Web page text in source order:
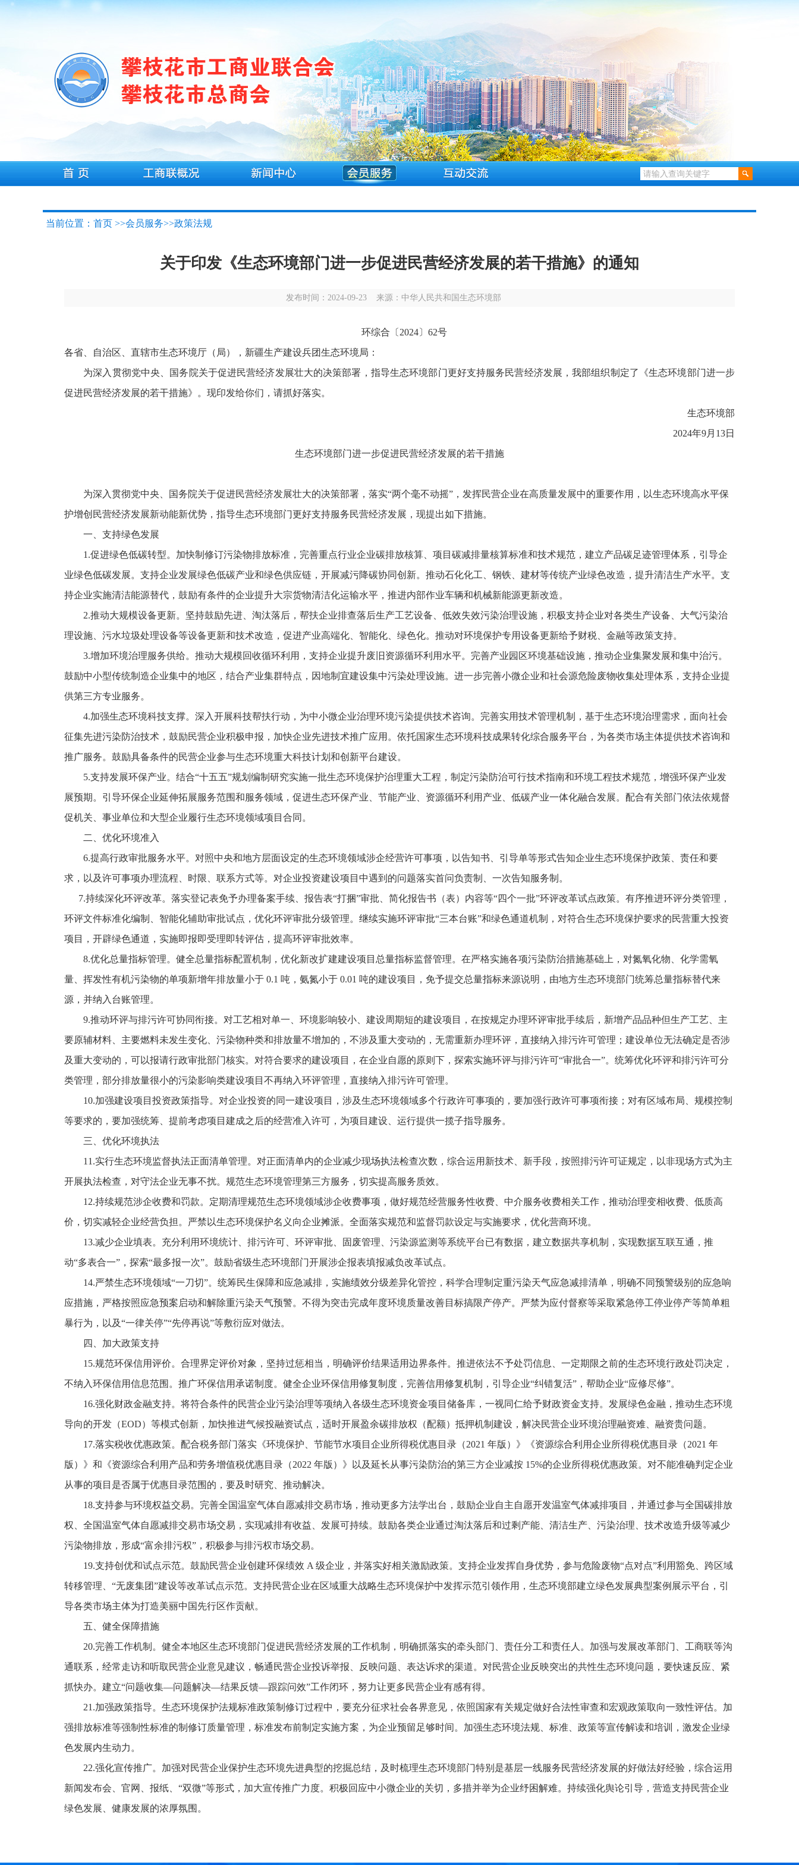
当前位置：首页 >>会员服务>>政策法规
关于印发《生态环境部门进一步促进民营经济发展的若干措施》的通知
发布时间：2024-09-23 来源：中华人民共和国生态环境部
环综合〔2024〕62号
各省、自治区、直辖市生态环境厅（局），新疆生产建设兵团生态环境局：
为深入贯彻党中央、国务院关于促进民营经济发展壮大的决策部署，指导生态环境部门更好支持服务民营经济发展，我部组织制定了《生态环境部门进一步
促进民营经济发展的若干措施》。现印发给你们，请抓好落实。
生态环境部
2024年9月13日
生态环境部门进一步促进民营经济发展的若干措施
为深入贯彻党中央、国务院关于促进民营经济发展壮大的决策部署，落实“两个毫不动摇”，发挥民营企业在高质量发展中的重要作用，以生态环境高水平保
护增创民营经济发展新动能新优势，指导生态环境部门更好支持服务民营经济发展，现提出如下措施。
一、支持绿色发展
1.促进绿色低碳转型。加快制修订污染物排放标准，完善重点行业企业碳排放核算、项目碳减排量核算标准和技术规范，建立产品碳足迹管理体系，引导企
业绿色低碳发展。支持企业发展绿色低碳产业和绿色供应链，开展减污降碳协同创新。推动石化化工、钢铁、建材等传统产业绿色改造，提升清洁生产水平。支
持企业实施清洁能源替代，鼓励有条件的企业提升大宗货物清洁化运输水平，推进内部作业车辆和机械新能源更新改造。
2.推动大规模设备更新。坚持鼓励先进、淘汰落后，帮扶企业排查落后生产工艺设备、低效失效污染治理设施，积极支持企业对各类生产设备、大气污染治
理设施、污水垃圾处理设备等设备更新和技术改造，促进产业高端化、智能化、绿色化。推动对环境保护专用设备更新给予财税、金融等政策支持。
3.增加环境治理服务供给。推动大规模回收循环利用，支持企业提升废旧资源循环利用水平。完善产业园区环境基础设施，推动企业集聚发展和集中治污。
鼓励中小型传统制造企业集中的地区，结合产业集群特点，因地制宜建设集中污染处理设施。进一步完善小微企业和社会源危险废物收集处理体系，支持企业提
供第三方专业服务。
4.加强生态环境科技支撑。深入开展科技帮扶行动，为中小微企业治理环境污染提供技术咨询。完善实用技术管理机制，基于生态环境治理需求，面向社会
征集先进污染防治技术，鼓励民营企业积极申报，加快企业先进技术推广应用。依托国家生态环境科技成果转化综合服务平台，为各类市场主体提供技术咨询和
推广服务。鼓励具备条件的民营企业参与生态环境重大科技计划和创新平台建设。
5.支持发展环保产业。结合“十五五”规划编制研究实施一批生态环境保护治理重大工程，制定污染防治可行技术指南和环境工程技术规范，增强环保产业发
展预期。引导环保企业延伸拓展服务范围和服务领域，促进生态环保产业、节能产业、资源循环利用产业、低碳产业一体化融合发展。配合有关部门依法依规督
促机关、事业单位和大型企业履行生态环境领域项目合同。
二、优化环境准入
6.提高行政审批服务水平。对照中央和地方层面设定的生态环境领域涉企经营许可事项，以告知书、引导单等形式告知企业生态环境保护政策、责任和要
求，以及许可事项办理流程、时限、联系方式等。对企业投资建设项目中遇到的问题落实首问负责制、一次告知服务制。
7.持续深化环评改革。落实登记表免予办理备案手续、报告表“打捆”审批、简化报告书（表）内容等“四个一批”环评改革试点政策。有序推进环评分类管理，
环评文件标准化编制、智能化辅助审批试点，优化环评审批分级管理。继续实施环评审批“三本台账”和绿色通道机制，对符合生态环境保护要求的民营重大投资
项目，开辟绿色通道，实施即报即受理即转评估，提高环评审批效率。
8.优化总量指标管理。健全总量指标配置机制，优化新改扩建建设项目总量指标监督管理。在严格实施各项污染防治措施基础上，对氮氧化物、化学需氧
量、挥发性有机污染物的单项新增年排放量小于 0.1 吨，氨氮小于 0.01 吨的建设项目，免予提交总量指标来源说明，由地方生态环境部门统筹总量指标替代来
源，并纳入台账管理。
9.推动环评与排污许可协同衔接。对工艺相对单一、环境影响较小、建设周期短的建设项目，在按规定办理环评审批手续后，新增产品品种但生产工艺、主
要原辅材料、主要燃料未发生变化、污染物种类和排放量不增加的，不涉及重大变动的，无需重新办理环评，直接纳入排污许可管理；建设单位无法确定是否涉
及重大变动的，可以报请行政审批部门核实。对符合要求的建设项目，在企业自愿的原则下，探索实施环评与排污许可“审批合一”。统筹优化环评和排污许可分
类管理，部分排放量很小的污染影响类建设项目不再纳入环评管理，直接纳入排污许可管理。
10.加强建设项目投资政策指导。对企业投资的同一建设项目，涉及生态环境领域多个行政许可事项的，要加强行政许可事项衔接；对有区域布局、规模控制
等要求的，要加强统筹、提前考虑项目建成之后的经营准入许可，为项目建设、运行提供一揽子指导服务。
三、优化环境执法
11.实行生态环境监督执法正面清单管理。对正面清单内的企业减少现场执法检查次数，综合运用新技术、新手段，按照排污许可证规定，以非现场方式为主
开展执法检查，对守法企业无事不扰。规范生态环境管理第三方服务，切实提高服务质效。
12.持续规范涉企收费和罚款。定期清理规范生态环境领域涉企收费事项，做好规范经营服务性收费、中介服务收费相关工作，推动治理变相收费、低质高
价，切实减轻企业经营负担。严禁以生态环境保护名义向企业摊派。全面落实规范和监督罚款设定与实施要求，优化营商环境。
13.减少企业填表。充分利用环境统计、排污许可、环评审批、固废管理、污染源监测等系统平台已有数据，建立数据共享机制，实现数据互联互通，推
动“多表合一”，探索“最多报一次”。鼓励省级生态环境部门开展涉企报表填报减负改革试点。
14.严禁生态环境领域“一刀切”。统筹民生保障和应急减排，实施绩效分级差异化管控，科学合理制定重污染天气应急减排清单，明确不同预警级别的应急响
应措施，严格按照应急预案启动和解除重污染天气预警。不得为突击完成年度环境质量改善目标搞限产停产。严禁为应付督察等采取紧急停工停业停产等简单粗
暴行为，以及“一律关停”“先停再说”等敷衍应对做法。
四、加大政策支持
15.规范环保信用评价。合理界定评价对象，坚持过惩相当，明确评价结果适用边界条件。推进依法不予处罚信息、一定期限之前的生态环境行政处罚决定，
不纳入环保信用信息范围。推广环保信用承诺制度。健全企业环保信用修复制度，完善信用修复机制，引导企业“纠错复活”，帮助企业“应修尽修”。
16.强化财政金融支持。将符合条件的民营企业污染治理等项纳入各级生态环境资金项目储备库，一视同仁给予财政资金支持。发展绿色金融，推动生态环境
导向的开发（EOD）等模式创新，加快推进气候投融资试点，适时开展盈余碳排放权（配额）抵押机制建设，解决民营企业环境治理融资难、融资贵问题。
17.落实税收优惠政策。配合税务部门落实《环境保护、节能节水项目企业所得税优惠目录（2021 年版）》《资源综合利用企业所得税优惠目录（2021 年
版）》和《资源综合利用产品和劳务增值税优惠目录（2022 年版）》以及延长从事污染防治的第三方企业减按 15%的企业所得税优惠政策。对不能准确判定企业
从事的项目是否属于优惠目录范围的，要及时研究、推动解决。
18.支持参与环境权益交易。完善全国温室气体自愿减排交易市场，推动更多方法学出台，鼓励企业自主自愿开发温室气体减排项目，并通过参与全国碳排放
权、全国温室气体自愿减排交易市场交易，实现减排有收益、发展可持续。鼓励各类企业通过淘汰落后和过剩产能、清洁生产、污染治理、技术改造升级等减少
污染物排放，形成“富余排污权”，积极参与排污权市场交易。
19.支持创优和试点示范。鼓励民营企业创建环保绩效 A 级企业，并落实好相关激励政策。支持企业发挥自身优势，参与危险废物“点对点”利用豁免、跨区域
转移管理、“无废集团”建设等改革试点示范。支持民营企业在区域重大战略生态环境保护中发挥示范引领作用，生态环境部建立绿色发展典型案例展示平台，引
导各类市场主体为打造美丽中国先行区作贡献。
五、健全保障措施
20.完善工作机制。健全本地区生态环境部门促进民营经济发展的工作机制，明确抓落实的牵头部门、责任分工和责任人。加强与发展改革部门、工商联等沟
通联系，经常走访和听取民营企业意见建议，畅通民营企业投诉举报、反映问题、表达诉求的渠道。对民营企业反映突出的共性生态环境问题，要快速反应、紧
抓快办。建立“问题收集—问题解决—结果反馈—跟踪问效”工作闭环，努力让更多民营企业有感有得。
21.加强政策指导。生态环境保护法规标准政策制修订过程中，要充分征求社会各界意见，依照国家有关规定做好合法性审查和宏观政策取向一致性评估。加
强排放标准等强制性标准的制修订质量管理，标准发布前制定实施方案，为企业预留足够时间。加强生态环境法规、标准、政策等宣传解读和培训，激发企业绿
色发展内生动力。
22.强化宣传推广。加强对民营企业保护生态环境先进典型的挖掘总结，及时梳理生态环境部门特别是基层一线服务民营经济发展的好做法好经验，综合运用
新闻发布会、官网、报纸、“双微”等形式，加大宣传推广力度。积极回应中小微企业的关切，多措并举为企业纾困解难。持续强化舆论引导，营造支持民营企业
绿色发展、健康发展的浓厚氛围。